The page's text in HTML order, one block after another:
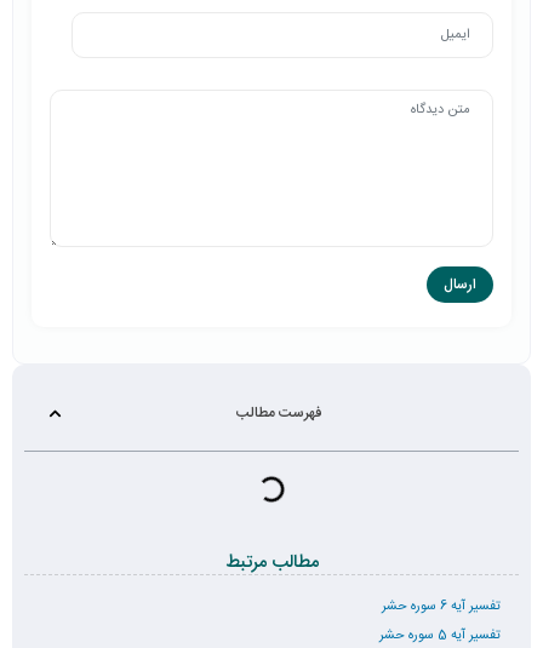
فهرست مطالب
مطالب مرتبط
تفسیر آیه 6 سوره حشر
تفسیر آیه 5 سوره حشر